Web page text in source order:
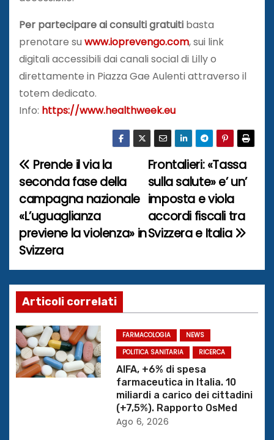
Per partecipare ai consulti gratuiti basta
prenotare su www.ioprevengo.com, sui link
digitali accessibili dai canali social di Lilly o
direttamente in Piazza Gae Aulenti attraverso il
totem dedicato.
Info: https://www.healthweek.eu
N
a
v
i
g
a
z
i
o
Frontalieri: «Tassa
sulla salute» e’ un’
imposta e viola
accordi fiscali tra
Svizzera e Italia
Prende il via la
seconda fase della
campagna nazionale
«L’uguaglianza
previene la violenza» in
Svizzera
Articoli correlati
FARMACOLOGIA
NEWS
POLITICA SANITARIA
RICERCA
AIFA, +6% di spesa
farmaceutica in Italia. 10
miliardi a carico dei cittadini
(+7,5%). Rapporto OsMed
Ago 6, 2026